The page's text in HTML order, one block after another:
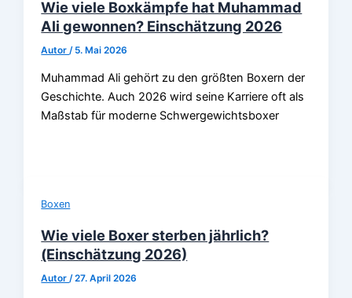
Wie viele Boxkämpfe hat Muhammad
Ali gewonnen? Einschätzung 2026
Autor / 5. Mai 2026
Muhammad Ali gehört zu den größten Boxern der
Geschichte. Auch 2026 wird seine Karriere oft als
Maßstab für moderne Schwergewichtsboxer
Boxen
Wie viele Boxer sterben jährlich?
(Einschätzung 2026)
Autor/27. April 2026